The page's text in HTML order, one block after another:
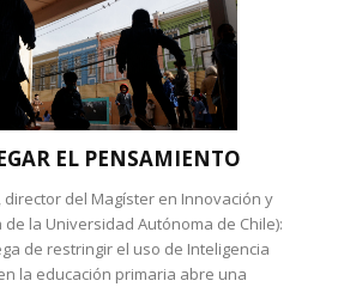
EL PENSAMIENTO
director del Magíster en Innovación y
la Universidad Autónoma de Chile):
de restringir el uso de Inteligencia
la educación primaria abre una